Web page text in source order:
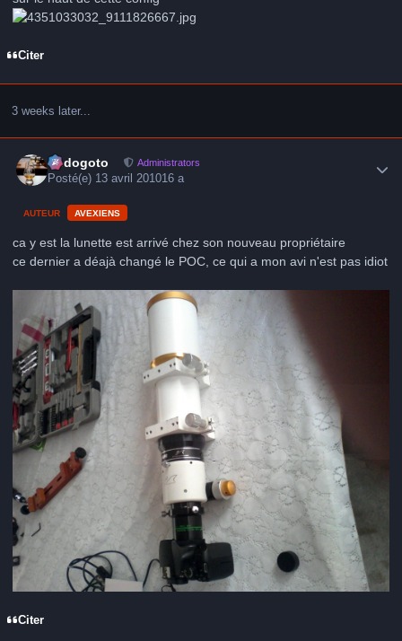
Citer
3 weeks later...
frédogoto Administrators
Posté(e) 13 avril 201016 a
AUTEUR AVEXIENS
ca y est la lunette est arrivé chez son nouveau propriétaire
ce dernier a déajà changé le POC, ce qui a mon avi n'est pas idiot
Citer